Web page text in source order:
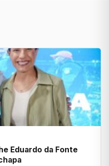
Eduardo da Fonte